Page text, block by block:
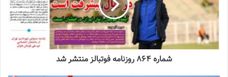
زنان
2023-12-24
دعوت آزمون از 30 بازیکن به اردوی تیم ملی
شماره 864 روزنامه فوتبالز منتشر شد